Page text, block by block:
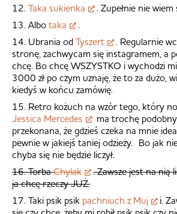
12. Taka sukienka
. Zupełnie nie
13. Albo taka
.
14. Ubrania od Tyszert
. Regularnie
stronę, zachwycam się instagramem, a
chcę. Bo chcę WSZYSTKO i wychodzi
3000 zł po czym uznaję, że to za dużo,
kiedyś w końcu zamówię.
15. Retro kożuch na wzór tego, który
Jessica Mercedes
ma trochę
przekonana, że gdzieś czeka na mnie
pewnie w jakiejś taniej odzieży. Bo jak
chyba się nie będzie liczył.
16. TorbaChylak
. Zawsze jest na nią
ja chcę rzeczy JUŻ.
17. Taki psik psik pachniuch z Muj
i.